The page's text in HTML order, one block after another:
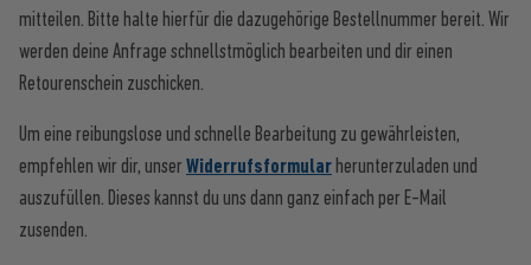
mitteilen. Bitte halte hierfür die dazugehörige Bestellnummer bereit. Wir
werden deine Anfrage schnellstmöglich bearbeiten und dir einen
Retourenschein zuschicken.
Um eine reibungslose und schnelle Bearbeitung zu gewährleisten,
empfehlen wir dir, unser Widerrufsformular herunterzuladen und
auszufüllen. Dieses kannst du uns dann ganz einfach per E-Mail
zusenden.